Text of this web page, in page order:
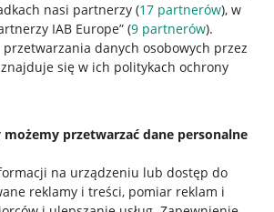
nasi partnerzy (17 partnerów), w
IAB Europe” (9 partnerów).
danych osobowych przez
się w ich politykach ochrony
przetwarzać dane personalne
na urządzeniu lub dostęp do
reklamy i treści, pomiar reklam i